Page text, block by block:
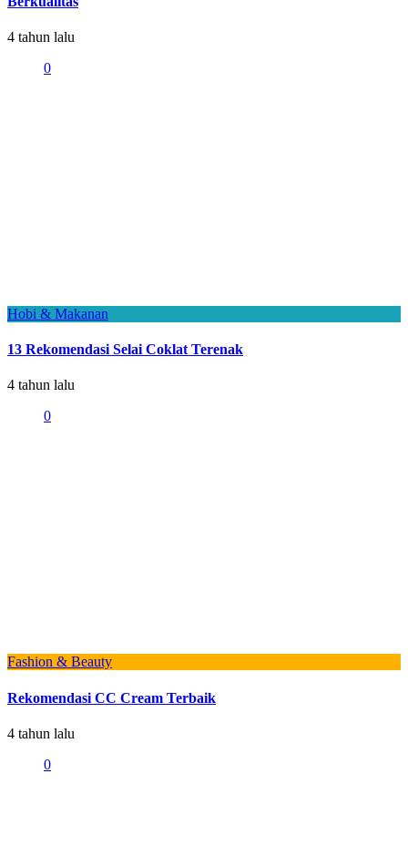
4 tahun lalu
0
Hobi & Makanan
13 Rekomendasi Selai Coklat Terenak
4 tahun lalu
0
Fashion & Beauty
Rekomendasi CC Cream Terbaik
4 tahun lalu
0